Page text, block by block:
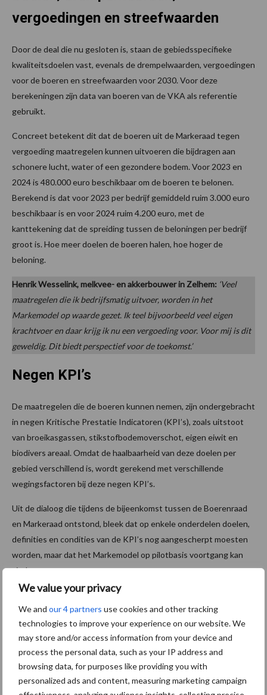
We value your privacy
We and our 4 partners use cookies and other tracking
technologies to improve your experience on our website. We
may store and/or access information from your device and
process the personal data, such as your IP address and
browsing data, for purposes like providing you with
personalized ads and content, measuring marketing campaign
vergoedingen en streefwaarden
Door de deal die nu gesloten is, staan de gebiedsspecifieke
kwaliteitsdoelen vast, evenals de drempelwaarden, vergoedingen
voor de boeren en streefwaarden voor 2030. Voor deze
berekeningen zijn data van boeren van de VKA als referentie
gebruikt.
Concreet betekent dit dat de boeren uit de Markeraad tegen
vergoeding maatregelen kunnen uitvoeren die bijdragen aan
schonere lucht, water of een gezondere bodem. Voor 2023 en
2024 is 480.000 euro beschikbaar om de boeren te belonen.
Berekend is dat voor 2023 per bedrijf gemiddeld ruim 3.000 euro
beschikbaar is en voor 2024 ruim 4.200 euro, met de
kanttekening dat de spreiding tussen de beloningen per bedrijf
groot is. Hoe meer doelen de boeren halen, hoe hoger de
beloning.
Henrik Wesselink, melkvee- en akkerbouwer in Zelhem: ‘Veel
maatregelen die ik bedrijfsmatig uitvoer, worden in het
Markemodel op waarde gezet. Ik teel bijvoorbeeld veel eigen
krachtvoer en daar krijg ik nu een vergoeding voor. Voor mij is dit
geweldig. Dit biedt perspectief voor de toekomst.’
Negen KPI’s
De maatregelen die de boeren kunnen nemen, zijn ondergebracht
in negen Kritische Prestatie Indicatoren (KPI’s), zoals uitstoot
van broeikasgassen, stikstofbodemoverschot, eigen eiwit en
biodivers areaal. Omdat de haalbaarheid van deze doelen per
gebied verschillend is, wordt gerekend met verschillende
wegingsfactoren bij deze negen KPI’s.
Uit de dialoog die tijdens de bijeenkomst tussen de Boerenraad
en Markeraad ontstond, bleek dat op enkele onderdelen doelen,
definities en condities van de KPI’s nog aangescherpt moesten
worden, maar dat het Markemodel op pilotbasis voortgang kan
vinden.
Frits Mulder, Rabobank: ‘Er ligt nu handelingsperspectief voor de
boeren om aan de slag te gaan in de Achterhoek. Het Markemodel
is een waardevol instrument, want samen gaan we voor een
duurzame landbouw.’
Aan de slag met doelen op eigen erf